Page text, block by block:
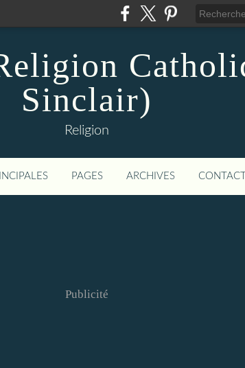
Sinclair)
Religion
PAGES ARCHIVES CONTACT
Publicité